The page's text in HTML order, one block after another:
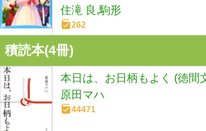
住滝 良,駒形
262
積読本(4冊)
本日は、お日柄もよく (徳間
原田マハ
44471